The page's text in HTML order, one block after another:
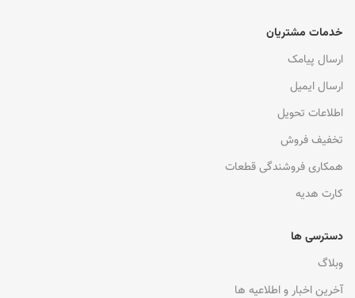
خدمات مشتریان
ارسال پیامک
ارسال ایمیل
اطلاعات تحویل
تخفیف فروش
همکاری فروشندگی قطعات
کارت هدیه
دسترسی ها
وبلاگ
آخرین اخبار و اطلاعیه ها